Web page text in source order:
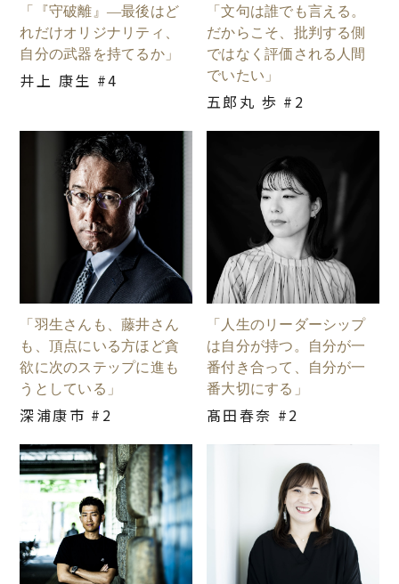
「『守破離』―最後はど
れだけオリジナリティ、
自分の武器を持てるか」
井上 康生 #4
「文句は誰でも言える。
だからこそ、批判する側
ではなく評価される人間
でいたい」
五郎丸 歩 #2
「羽生さんも、藤井さん
も、頂点にいる方ほど貪
欲に次のステップに進も
うとしている」
深浦康市 #2
「人生のリーダーシップ
は自分が持つ。自分が一
番付き合って、自分が一
番大切にする」
髙田春奈 #2